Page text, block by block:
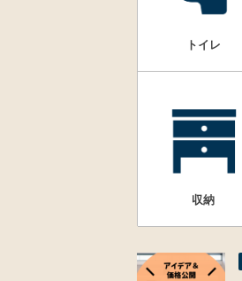
トイレ
収納